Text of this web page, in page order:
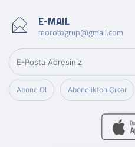
E-MAIL
morotogrup@gmail.com
Abone Ol Abonelikten Çıkar